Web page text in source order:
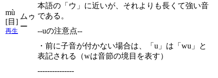
mù
[目]
再生
ムゥ
ー
本語の「ウ」に近いが、それよりも長くて強い音
である。
--uの注意点--
・前に子音が付かない場合は、「u」は「wu」と
表記される（wは音節の境目を表す）
---------------